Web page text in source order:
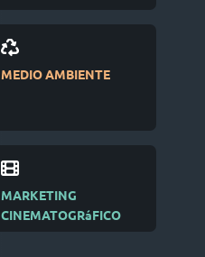
MEDIO AMBIENTE
MARKETING
CINEMATOGRáFICO